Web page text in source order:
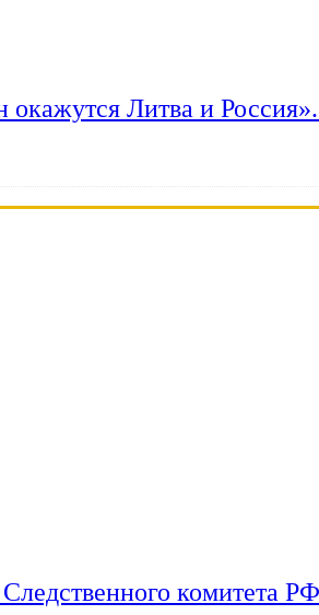
окажутся Литва и
комитета